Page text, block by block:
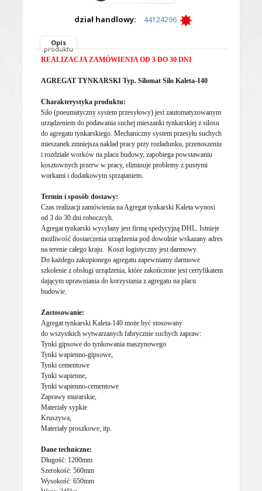
dział handlowy: 44124296
Opis
produktu
REALIZACJA ZAMÓWIENIA OD 3 DO 30 DNI
AGREGAT TYNKARSKI Typ. Silomat Silo Kaleta-140
Charakterystyka produktu:
Silo (pneumatyczny system przesyłowy) jest zautomatyzowanym
urządzeniem do podawania suchej mieszanki tynkarskiej z silosu
do agregatu tynkarskiego. Mechaniczny system przesyłu suchych
mieszanek zmniejsza nakład pracy przy rozładunku, przenoszeniu
i rozdziale worków na placu budowy, zapobiega powstawaniu
kosztownych przerw w pracy, eliminuje problemy z pustymi
workami i dodatkowym sprzątaniem.
Termin i sposób dostawy:
Czas realizacji zamówienia na Agregat tynkarski Kaleta wynosi
od 3 do 30 dni roboczcyh.
Agregat tynkarski wysyłany jest firmą spedycyjną DHL. Istnieje
możliwość dostarczenia urządzenia pod dowolnie wskazany adres
na terenie całego kraju. Koszt logistyczny jest darmowy.
Do każdego zakupionego agregatu zapewniamy darmowe
szkolenie z obsługi urządzenia, które zakończone jest certyfikatem
dającym uprawniania do korzystania z agregatu na placu
budowie.
Zastosowanie:
Agregat tynkarski Kaleta-140 może być stosowany
do wszystkich wytwarzanych fabrycznie suchych zapraw:
Tynki gipsowe do tynkowania maszynowego
Tynki wapienno-gipsowe,
Tynki cementowe
Tynki wapienne,
Tynki wapienno-cementowe
Zaprawy murarskie,
Materiały sypkie
Kruszywa,
Materiały proszkowe, itp.
Dane techniczne:
Długość: 1200mm
Szerokość: 560mm
Wysokość: 650mm